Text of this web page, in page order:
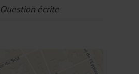
Question écrite